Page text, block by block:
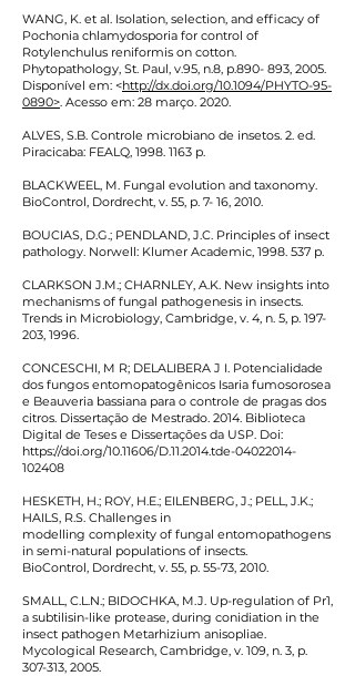
WANG, K. et al. Isolation, selection, and efficacy of
Pochonia chlamydosporia for control of
Rotylenchulus reniformis on cotton.
Phytopathology, St. Paul, v.95, n.8, p.890- 893, 2005.
Disponível em: <http://dx.doi.org/10.1094/PHYTO-95-
0890>. Acesso em: 28 março. 2020.
ALVES, S.B. Controle microbiano de insetos. 2. ed.
Piracicaba: FEALQ, 1998. 1163 p.
BLACKWEEL, M. Fungal evolution and taxonomy.
BioControl, Dordrecht, v. 55, p. 7- 16, 2010.
BOUCIAS, D.G.; PENDLAND, J.C. Principles of insect
pathology. Norwell: Klumer Academic, 1998. 537 p.
CLARKSON J.M.; CHARNLEY, A.K. New insights into
mechanisms of fungal pathogenesis in insects.
Trends in Microbiology, Cambridge, v. 4, n. 5, p. 197-
203, 1996.
CONCESCHI, M R; DELALIBERA J I. Potencialidade
dos fungos entomopatogênicos Isaria fumosorosea
e Beauveria bassiana para o controle de pragas dos
citros. Dissertação de Mestrado. 2014. Biblioteca
Digital de Teses e Dissertações da USP. Doi:
https://doi.org/10.11606/D.11.2014.tde-04022014-
102408
HESKETH, H.; ROY, H.E.; EILENBERG, J.; PELL, J.K.;
HAILS, R.S. Challenges in
modelling complexity of fungal entomopathogens
in semi-natural populations of insects.
BioControl, Dordrecht, v. 55, p. 55-73, 2010.
SMALL, C.L.N.; BIDOCHKA, M.J. Up-regulation of Pr1,
a subtilisin-like protease, during conidiation in the
insect pathogen Metarhizium anisopliae.
Mycological Research, Cambridge, v. 109, n. 3, p.
307-313, 2005.